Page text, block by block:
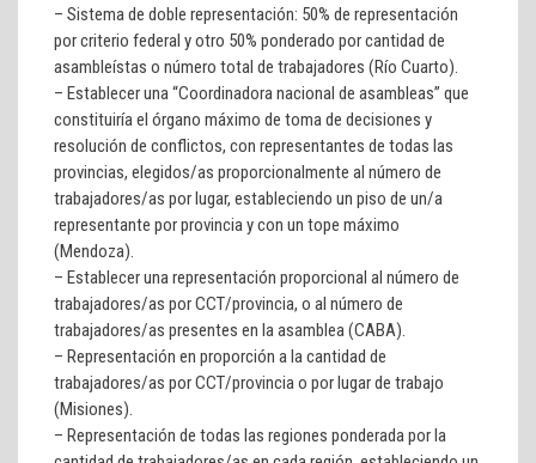
– Sistema de doble representación: 50% de representación
por criterio federal y otro 50% ponderado por cantidad de
asambleístas o número total de trabajadores (Río Cuarto).
– Establecer una “Coordinadora nacional de asambleas” que
constituiría el órgano máximo de toma de decisiones y
resolución de conflictos, con representantes de todas las
provincias, elegidos/as proporcionalmente al número de
trabajadores/as por lugar, estableciendo un piso de un/a
representante por provincia y con un tope máximo
(Mendoza).
– Establecer una representación proporcional al número de
trabajadores/as por CCT/provincia, o al número de
trabajadores/as presentes en la asamblea (CABA).
– Representación en proporción a la cantidad de
trabajadores/as por CCT/provincia o por lugar de trabajo
(Misiones).
– Representación de todas las regiones ponderada por la